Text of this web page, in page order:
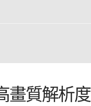
畫質解析度